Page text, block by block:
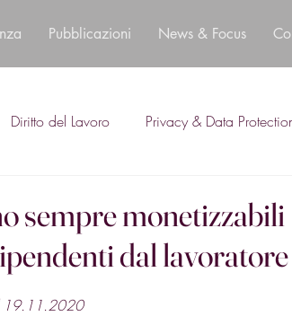
Pubblicazioni News & Focus
Diritto del Lavoro Privacy & Data
sempre monetizzabili
dal lavoratore
19.11.2020